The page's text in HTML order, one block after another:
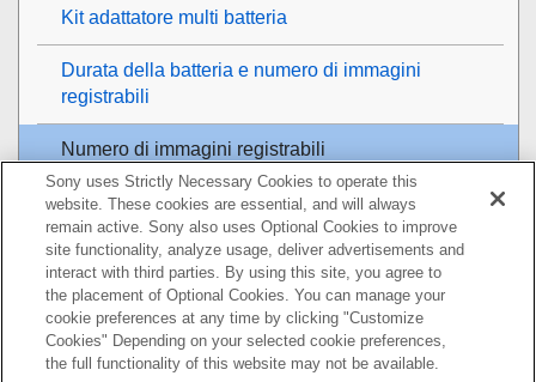
Kit adattatore multi batteria
Durata della batteria e numero di immagini
registrabili
Numero di immagini registrabili
Tempi di registrazione dei filmati
Elenco delle icone sul monitor
Elenco dei valori di impostazione predefinita
Dati tecnici
Sony uses Strictly Necessary Cookies to operate this
website. These cookies are essential, and will always
remain active. Sony also uses Optional Cookies to improve
site functionality, analyze usage, deliver advertisements and
interact with third parties. By using this site, you agree to
the placement of Optional Cookies. You can manage your
cookie preferences at any time by clicking "Customize
Cookies" Depending on your selected cookie preferences,
the full functionality of this website may not be available.